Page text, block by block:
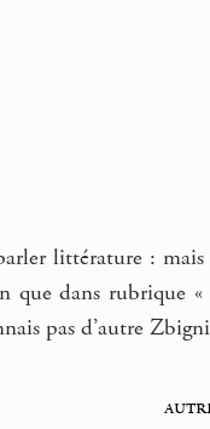
littérature : mais
que dans rubrique
pas d’autre